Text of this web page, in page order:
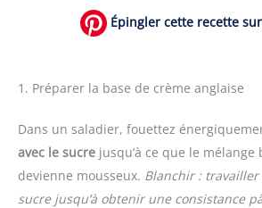
Épingler cette recette
1. Préparer la base de crème anglaise
Dans un saladier, fouettez
avec le sucre jusqu’à ce que le mélange
devienne mousseux. Blanchir :
sucre jusqu’à obtenir une consistance